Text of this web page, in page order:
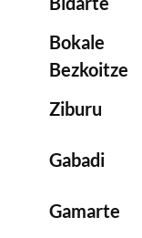
Bokale
Bezkoitze
Ziburu
Gabadi
Gamarte